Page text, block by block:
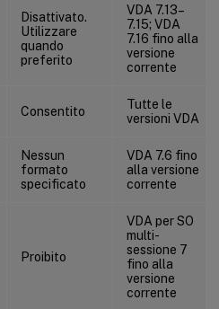
Disattivato.
Utilizzare
quando
preferito
VDA 7.13–
7.15; VDA
7.16 fino alla
versione
corrente
Consentito
Tutte le
versioni VDA
Nessun
formato
specificato
VDA 7.6 fino
alla versione
corrente
Proibito
VDA per SO
multi-
sessione 7
fino alla
versione
corrente